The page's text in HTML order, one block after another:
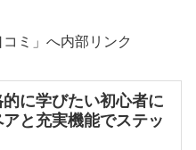
ミ」へ内部リンク
に学びたい初心者に
と充実機能でステッ